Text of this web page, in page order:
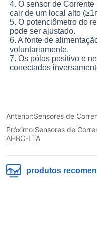
Anterior:Sensores de
Próximo:Sensores de
AHBC-LTA
produtos